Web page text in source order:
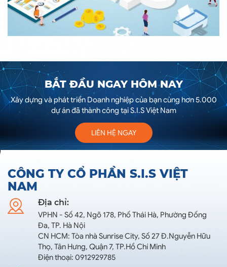
BẮT ĐẦU NGAY HÔM NAY
Xây dựng và phát triển Doanh nghiệp của bạn cùng hơn 5.000
dự án đã thành công tại S.I.S Việt Nam
LIÊN HỆ NGAY
CÔNG TY CỔ PHẦN S.I.S VIỆT
NAM
Địa chỉ:
VPHN - Số 42, Ngõ 178, Phố Thái Hà, Phường Đống
Đa, TP. Hà Nội
CN HCM: Tòa nhà Sunrise City, Số 27 Đ.Nguyễn Hữu
Thọ, Tân Hưng, Quận 7, TP.Hồ Chí Minh
Điện thoại: 0912929785